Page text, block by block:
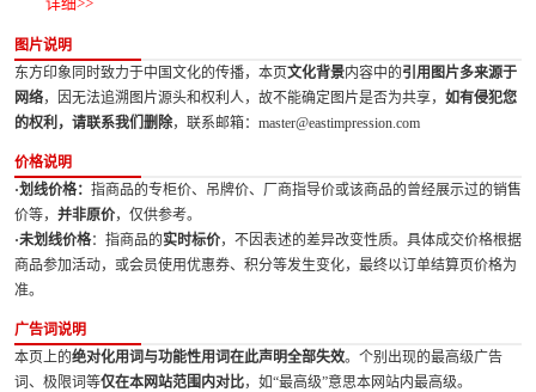
图片说明
东方印象同时致力于中国文化的传播，本页文化背景内容中的引用图片多来源于
网络，因无法追溯图片源头和权利人，故不能确定图片是否为共享， 如有侵犯您
的权利，请联系我们删除，联系邮箱：master@eastimpression.com
价格说明
·划线价格： 指商品的专柜价、吊牌价、厂商指导价或该商品的曾经展示过的销售
价等， 并非原价，仅供参考。
·未划线价格：指商品的实时标价，不因表述的差异改变性质。具体成交价格根据
商品参加活动，或会员使用优惠券、积分等发生变化，最终以订单结算页价格为
准。
广告词说明
本页上的绝对化用词与功能性用词在此声明全部失效。个别出现的最高级广告
词、极限词等仅在本网站范围内对比，如“最高级”意思本网站内最高级。